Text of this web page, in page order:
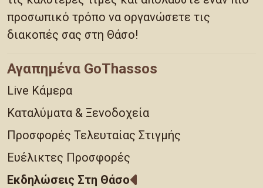
προσωπικό τρόπο να οργανώσετε τις
διακοπές σας στη Θάσο!
Αγαπημένα GoThassos
Live Κάμερα
Καταλύματα & Ξενοδοχεία
Προσφορές Τελευταίας Στιγμής
Ευέλικτες Προσφορές
Εκδηλώσεις Στη Θάσο